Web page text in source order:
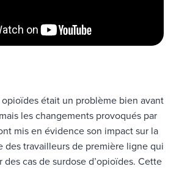
opioïdes était un problème bien avant
les changements provoqués par
mis en évidence son impact sur la
des travailleurs de première ligne qui
cas de surdose d’opioïdes. Cette